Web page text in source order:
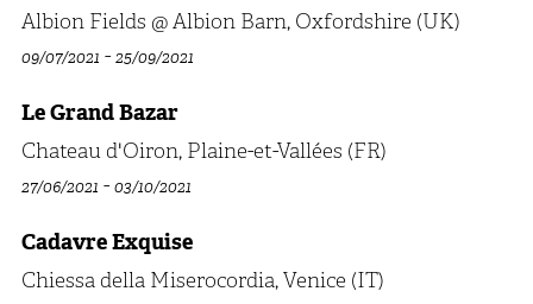
Albion Fields @ Albion Barn, Oxfordshire (UK)
09/07/2021 -25/09/2021
Le Grand Bazar
Chateau d'Oiron, Plaine-et-Vallées (FR)
27/06/2021 -03/10/2021
Cadavre Exquise
Chiessa della Miserocordia, Venice (IT)